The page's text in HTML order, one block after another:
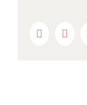
Whatsapp
Google+